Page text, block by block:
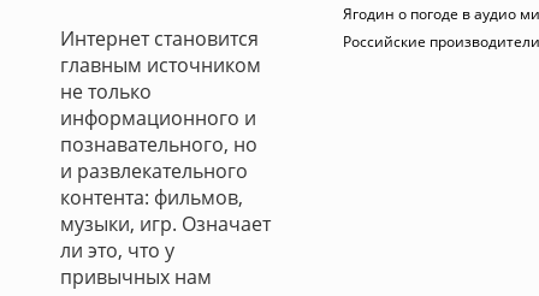
Интернет становится
главным источником
не только
информационного и
познавательного, но
и развлекательного
контента: фильмов,
музыки, игр. Означает
ли это, что у
привычных нам
Ягодин о погоде в аудио
Российские производители